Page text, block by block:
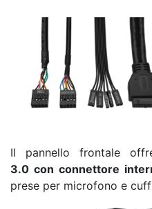
Il pannello frontale
3.0 con connettore
prese per microfono e